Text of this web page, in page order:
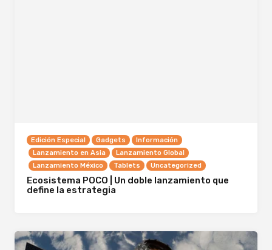
Edición Especial Gadgets
Información
Lanzamiento en Asia
Lanzamiento Global
Lanzamiento México
Tablets Uncategorized
Ecosistema POCO | Un doble lanzamiento que
define la estrategia